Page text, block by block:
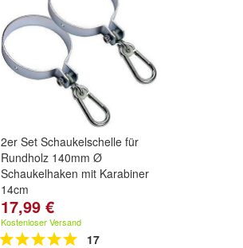
2er Set Schaukelschelle für
Rundholz 140mm Ø
Schaukelhaken mit Karabiner
14cm
17,99 €
Kostenloser Versand
17